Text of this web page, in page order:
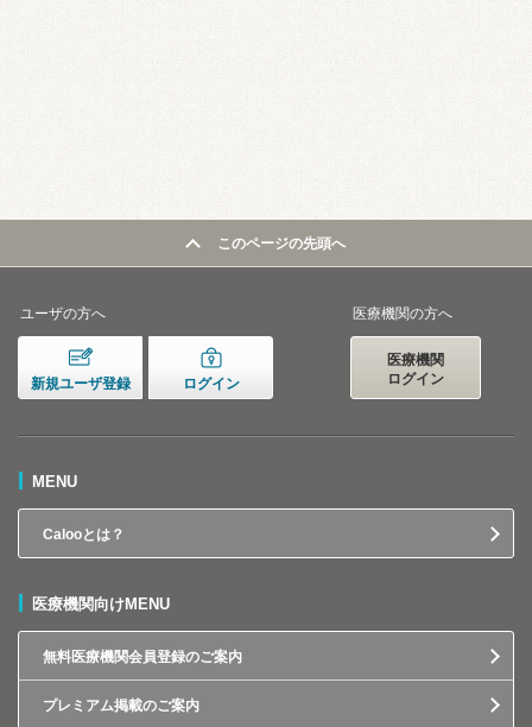
このページの先頭へ
ユーザの方へ
新規ユーザ登録 ログイン
医療機関の方へ
医療機関
ログイン
MENU
Calooとは？
医療機関向けMENU
無料医療機関会員登録のご案内
プレミアム掲載のご案内